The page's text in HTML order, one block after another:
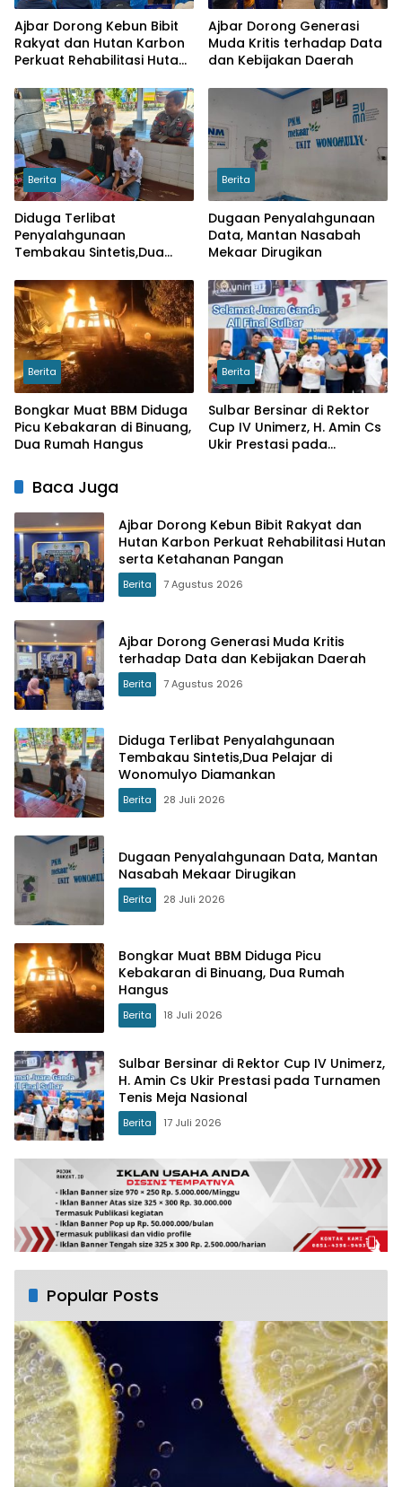
Ajbar Dorong Kebun Bibit
Rakyat dan Hutan Karbon
Perkuat Rehabilitasi Hutan
Ajbar Dorong Generasi
Muda Kritis terhadap Data
dan Kebijakan Daerah
Berita
Diduga Terlibat
Penyalahgunaan
Tembakau Sintetis,Dua
Diamankan
Berita
Dugaan Penyalahgunaan
Data, Mantan Nasabah
Mekaar Dirugikan
Berita
Bongkar Muat BBM Diduga
Picu Kebakaran di Binuang,
Dua Rumah Hangus
Berita
Sulbar Bersinar di Rektor
Cup IV Unimerz, H. Amin Cs
Ukir Prestasi pada
Baca Juga
Ajbar Dorong Kebun Bibit Rakyat dan
Hutan Karbon Perkuat Rehabilitasi Hutan
serta Ketahanan Pangan
Berita 7 Agustus 2026
Ajbar Dorong Generasi Muda Kritis
terhadap Data dan Kebijakan Daerah
Berita 7 Agustus 2026
Diduga Terlibat Penyalahgunaan
Tembakau Sintetis,Dua Pelajar di
Wonomulyo Diamankan
Berita 28 Juli 2026
Dugaan Penyalahgunaan Data, Mantan
Nasabah Mekaar Dirugikan
Berita 28 Juli 2026
Bongkar Muat BBM Diduga Picu
Kebakaran di Binuang, Dua Rumah
Hangus
Berita 18 Juli 2026
Sulbar Bersinar di Rektor Cup IV Unimerz,
H. Amin Cs Ukir Prestasi pada Turnamen
Tenis Meja Nasional
Berita 17 Juli 2026
Popular Posts